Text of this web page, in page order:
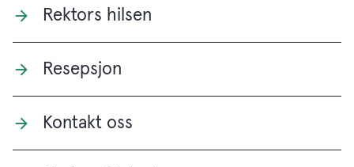
Rektors hilsen
Resepsjon
Kontakt oss